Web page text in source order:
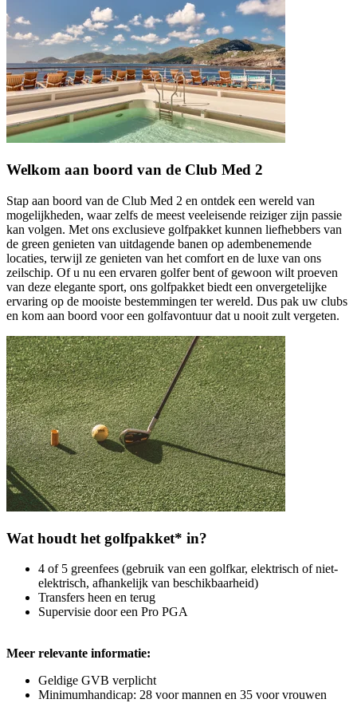
Welkom aan boord van de Club Med 2
Stap aan boord van de Club Med 2 en ontdek een wereld van
mogelijkheden, waar zelfs de meest veeleisende reiziger zijn passie
kan volgen. Met ons exclusieve golfpakket kunnen liefhebbers van
de green genieten van uitdagende banen op adembenemende
locaties, terwijl ze genieten van het comfort en de luxe van ons
zeilschip. Of u nu een ervaren golfer bent of gewoon wilt proeven
van deze elegante sport, ons golfpakket biedt een onvergetelijke
ervaring op de mooiste bestemmingen ter wereld. Dus pak uw clubs
en kom aan boord voor een golfavontuur dat u nooit zult vergeten.
Wat houdt het golfpakket* in?
4 of 5 greenfees (gebruik van een golfkar, elektrisch of niet-
elektrisch, afhankelijk van beschikbaarheid)
Transfers heen en terug
Supervisie door een Pro PGA
Meer relevante informatie:
Geldige GVB verplicht
Minimumhandicap: 28 voor mannen en 35 voor vrouwen